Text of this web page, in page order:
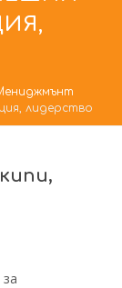
лидерство